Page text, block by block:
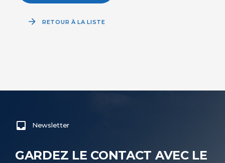
RETOUR À LA LISTE
Newsletter
GARDEZ LE CONTACT AVEC LE